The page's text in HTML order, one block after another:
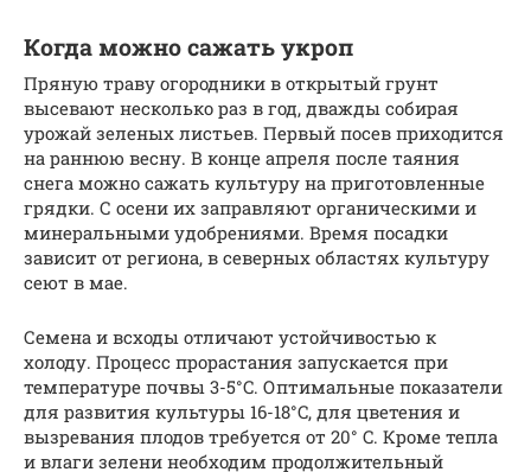
Когда можно сажать укроп
Пряную траву огородники в открытый грунт
высевают несколько раз в год, дважды собирая
урожай зеленых листьев. Первый посев приходится
на раннюю весну. В конце апреля после таяния
снега можно сажать культуру на приготовленные
грядки. С осени их заправляют органическими и
минеральными удобрениями. Время посадки
зависит от региона, в северных областях культуру
сеют в мае.
Семена и всходы отличают устойчивостью к
холоду. Процесс прорастания запускается при
температуре почвы 3-5°C. Оптимальные показатели
для развития культуры 16-18°C, для цветения и
вызревания плодов требуется от 20° C. Кроме тепла
и влаги зелени необходим продолжительный